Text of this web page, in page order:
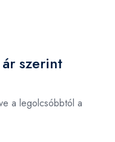
szerint
a legolcsóbbtól a